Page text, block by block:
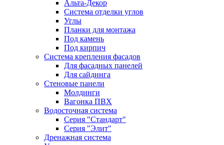
Альта-Декор
Система отделки углов
Углы
Планки для монтажа
Под камень
Под кирпич
Система крепления фасадов
Для фасадных панелей
Для сайдинга
Стеновые панели
Молдинги
Вагонка ПВХ
Водосточная система
Серия "Стандарт"
Серия "Элит"
Дренажная система